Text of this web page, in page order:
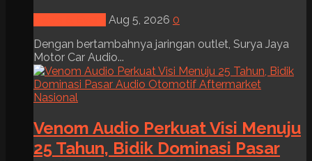
Aug 5, 2026 0
Dengan bertambahnya jaringan outlet, Surya Jaya
Motor Car Audio...
Venom Audio Perkuat Visi Menuju
25 Tahun, Bidik Dominasi Pasar